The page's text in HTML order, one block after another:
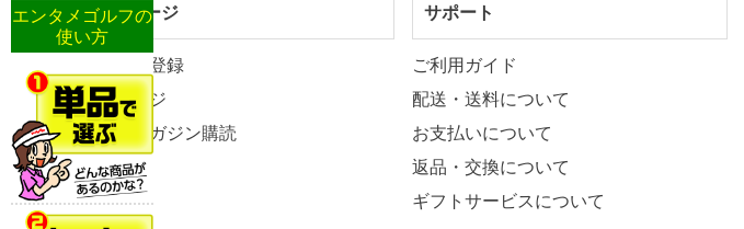
マイページ
新規会員登録
マイページ
メールマガジン購読
サポート
ご利用ガイド
配送・送料について
お支払いについて
返品・交換について
ギフトサービスについて
エンタメゴルフの
使い方